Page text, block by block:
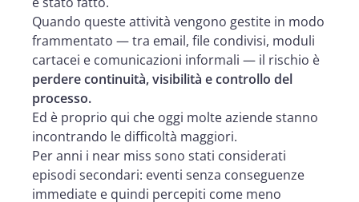
Quando queste attività vengono gestite in modo
frammentato — tra email, file condivisi, moduli
cartacei e comunicazioni informali — il rischio è
perdere continuità, visibilità e controllo del
processo.
Ed è proprio qui che oggi molte aziende stanno
incontrando le difficoltà maggiori.
Per anni i near miss sono stati considerati
episodi secondari: eventi senza conseguenze
immediate e quindi percepiti come meno